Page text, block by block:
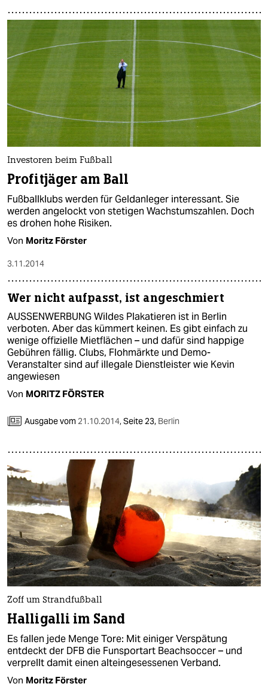
Investoren beim Fußball
Profitjäger am Ball
Fußballklubs werden für Geldanleger interessant. Sie
werden angelockt von stetigen Wachstumszahlen. Doch
es drohen hohe Risiken.
Von Moritz Förster
3.11.2014
Wer nicht aufpasst, ist angeschmiert
AUSSENWERBUNG Wildes Plakatieren ist in Berlin
verboten. Aber das kümmert keinen. Es gibt einfach zu
wenige offizielle Mietflächen – und dafür sind happige
Gebühren fällig. Clubs, Flohmärkte und Demo-
Veranstalter sind auf illegale Dienstleister wie Kevin
angewiesen
Von MORITZ FÖRSTER
Ausgabe vom 21.10.2014,Seite 23, Berlin
Zoff um Strandfußball
Halligalli im Sand
Es fallen jede Menge Tore: Mit einiger Verspätung
entdeckt der DFB die Funsportart Beachsoccer – und
verprellt damit einen alteingesessenen Verband.
Von Moritz Förster